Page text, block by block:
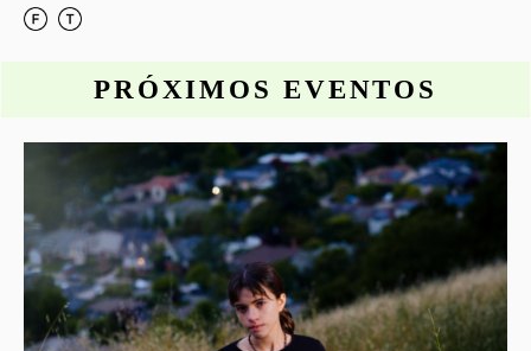
PRÓXIMOS EVENTOS